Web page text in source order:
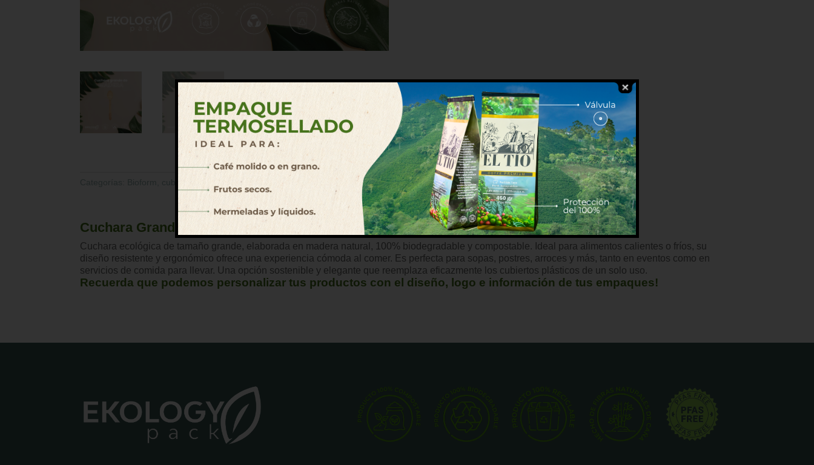
Cuchara Grande de Madera
Cuchara ecológica de tamaño grande, elaborada en madera natural, 100% biodegradable y compostable. Ideal para alimentos calientes o fríos, su
diseño resistente y ergonómico ofrece una experiencia cómoda al comer. Es perfecta para sopas, postres, arroces y más, tanto en eventos como en
servicios de comida para llevar. Una opción sostenible y elegante que reemplaza eficazmente los cubiertos plásticos de un solo uso.
Recuerda que podemos personalizar tus productos con el diseño, logo e información de tus empaques!